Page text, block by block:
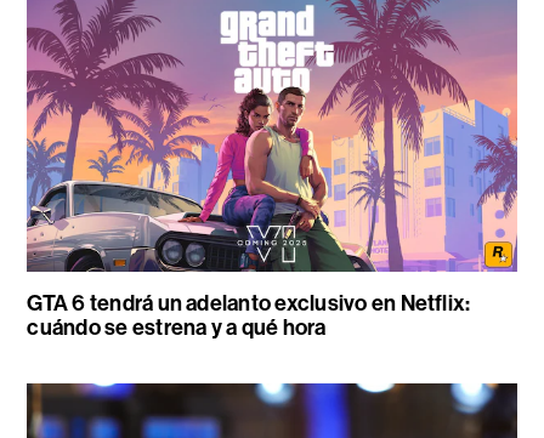
GTA 6 tendrá un adelanto exclusivo en Netflix:
cuándo se estrena y a qué hora